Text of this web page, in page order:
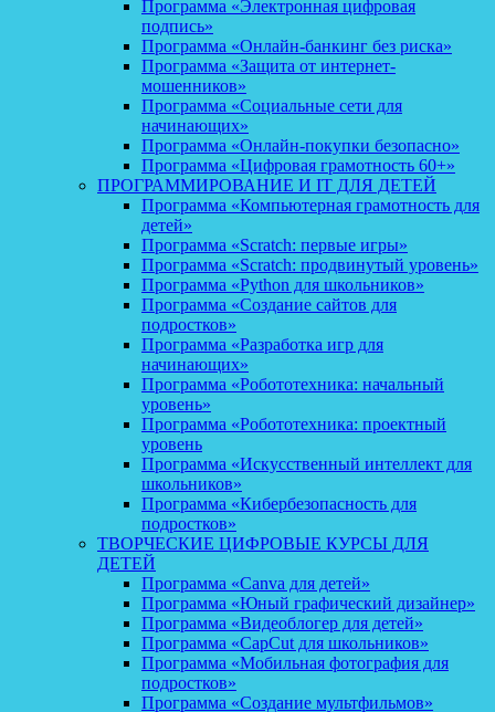
Программа «Электронная цифровая
подпись»
Программа «Онлайн-банкинг без риска»
Программа «Защита от интернет-
мошенников»
Программа «Социальные сети для
начинающих»
Программа «Онлайн-покупки безопасно»
Программа «Цифровая грамотность 60+»
ПРОГРАММИРОВАНИЕ И IT ДЛЯ ДЕТЕЙ
Программа «Компьютерная грамотность для
детей»
Программа «Scratch: первые игры»
Программа «Scratch: продвинутый уровень»
Программа «Python для школьников»
Программа «Создание сайтов для
подростков»
Программа «Разработка игр для
начинающих»
Программа «Робототехника: начальный
уровень»
Программа «Робототехника: проектный
уровень
Программа «Искусственный интеллект для
школьников»
Программа «Кибербезопасность для
подростков»
ТВОРЧЕСКИЕ ЦИФРОВЫЕ КУРСЫ ДЛЯ
ДЕТЕЙ
Программа «Canva для детей»
Программа «Юный графический дизайнер»
Программа «Видеоблогер для детей»
Программа «CapCut для школьников»
Программа «Мобильная фотография для
подростков»
Программа «Создание мультфильмов»